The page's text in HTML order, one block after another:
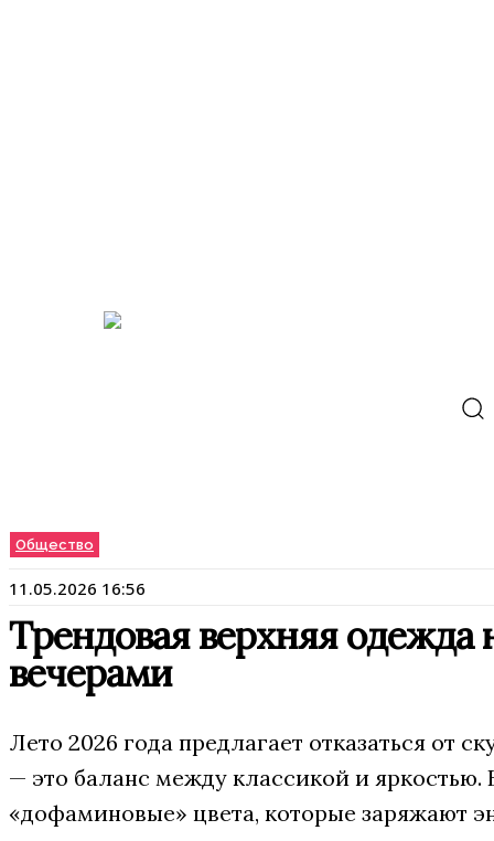
Общество
11.05.2026 16:56
Трендовая верхняя
вечерами
Лето 2026 года предлагает отказаться от
— это баланс между классикой и яркостью.
«дофаминовые» цвета, которые заряжают